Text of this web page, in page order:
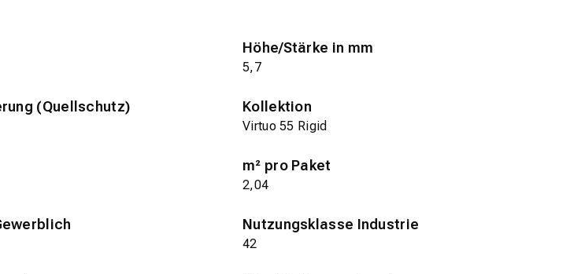
Höhe/Stärke in mm
5,7
(Quellschutz) Kollektion
Virtuo 55 Rigid
m² pro Paket
2,04
Nutzungsklasse Industrie
42